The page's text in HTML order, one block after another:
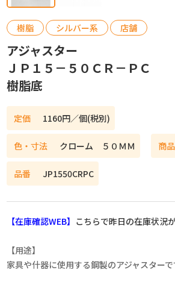
樹脂 シルバー系 店舗
アジャスター
ＪＰ１５－５０ＣＲ－ＰＣ
樹脂底
定価 1160円／個(税別)
色・寸法 クローム ５０ＭＭ 商
品番 JP1550CRPC
【在庫確認WEB】 こちらで昨日の在庫状況
【用途】
家具や什器に使用する鋼製のアジャスターで